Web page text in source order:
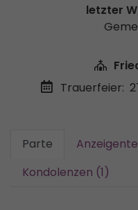
letzter
Trauerfeier:
Parte
Kondolenzen (1)